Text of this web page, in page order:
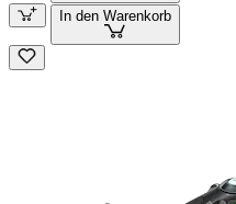
In den Warenkorb